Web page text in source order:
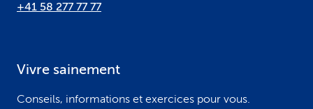
+41 58 277 77 77
Vivre sainement
Conseils, informations et exercices pour vous.